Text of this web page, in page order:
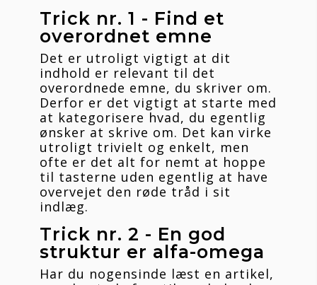
Trick nr. 1 - Find et
overordnet emne
Det er utroligt vigtigt at dit
indhold er relevant til det
overordnede emne, du skriver om.
Derfor er det vigtigt at starte med
at kategorisere hvad, du egentlig
ønsker at skrive om. Det kan virke
utroligt trivielt og enkelt, men
ofte er det alt for nemt at hoppe
til tasterne uden egentlig at have
overvejet den røde tråd i sit
indlæg.
Trick nr. 2 - En god
struktur er alfa-omega
Har du nogensinde læst en artikel,